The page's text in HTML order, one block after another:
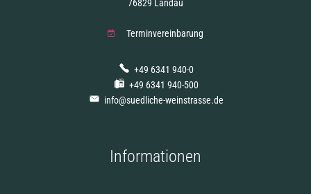
76829 Landau
Terminvereinbarung
+49 6341 940-0
+49 6341 940-500
info@suedliche-weinstrasse.de
Informationen